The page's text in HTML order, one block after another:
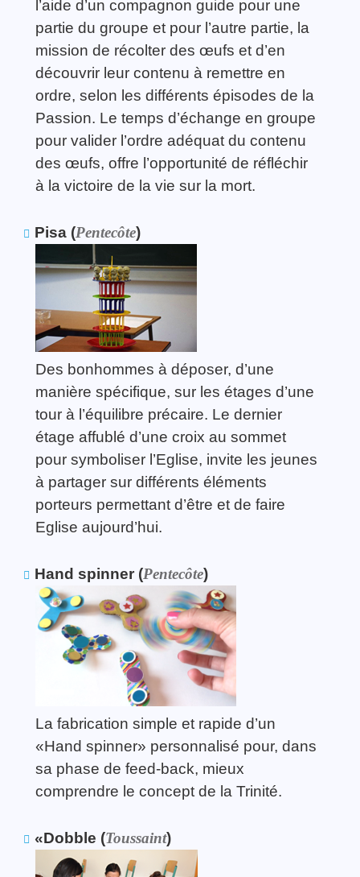
l’aide d’un compagnon guide pour une
partie du groupe et pour l’autre partie, la
mission de récolter des œufs et d’en
découvrir leur contenu à remettre en
ordre, selon les différents épisodes de la
Passion. Le temps d’échange en groupe
pour valider l’ordre adéquat du contenu
des œufs, offre l’opportunité de réfléchir
à la victoire de la vie sur la mort.
Pisa (Pentecôte)
Des bonhommes à déposer, d’une
manière spécifique, sur les étages d’une
tour à l’équilibre précaire. Le dernier
étage affublé d’une croix au sommet
pour symboliser l’Eglise, invite les jeunes
à partager sur différents éléments
porteurs permettant d’être et de faire
Eglise aujourd’hui.
Hand spinner (Pentecôte)
La fabrication simple et rapide d’un
«Hand spinner» personnalisé pour, dans
sa phase de feed-back, mieux
comprendre le concept de la Trinité.
«Dobble (Toussaint)